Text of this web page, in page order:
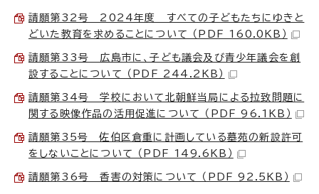
請願第32号 2024年度 すべての子どもたちにゆきと
どいた教育を求めることについて （PDF 160.0KB）
請願第33号 広島市に、子ども議会及び青少年議会を創
設することについて （PDF 244.2KB）
請願第34号 学校において北朝鮮当局による拉致問題に
関する映像作品の活用促進について （PDF 96.1KB）
請願第35号 佐伯区倉重に計画している墓苑の新設許可
をしないことについて （PDF 149.6KB）
請願第36号 香害の対策について （PDF 92.5KB）